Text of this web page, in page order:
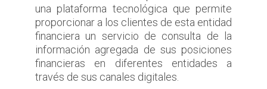
una plataforma tecnológica que permite
proporcionar a los clientes de esta entidad
financiera un servicio de consulta de la
información agregada de sus posiciones
financieras en diferentes entidades a
través de sus canales digitales.